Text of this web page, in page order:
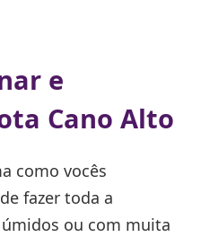
e
Cano Alto
como vocês
fazer toda a
ou com muita